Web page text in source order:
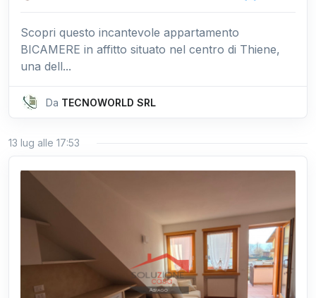
Scopri questo incantevole appartamento
BICAMERE in affitto situato nel centro di Thiene,
una dell...
Da TECNOWORLD SRL
13 lug alle 17:53